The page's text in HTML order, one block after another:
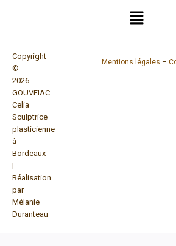
Copyright
©
2026
GOUVEIAC
Celia
Sculptrice
plasticienne
à
Bordeaux
|
Réalisation
par
Mélanie
Duranteau
Mentions légales –